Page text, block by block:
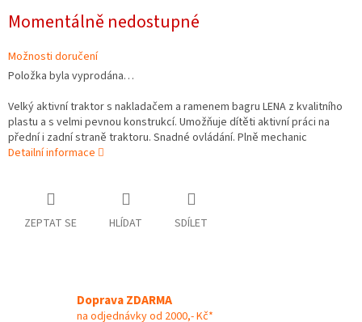
cena:
Momentálně nedostupné
Možnosti doručení
Položka byla vyprodána…
Velký aktivní traktor s nakladačem a ramenem bagru LENA z kvalitního
plastu a s velmi pevnou konstrukcí. Umožňuje dítěti aktivní práci na
přední i zadní straně traktoru. Snadné ovládání. Plně mechanic
Detailní informace
ZEPTAT SE HLÍDAT SDÍLET
Doprava ZDARMA
na odjednávky od 2000,- Kč*